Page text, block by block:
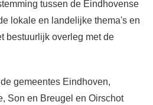
tussen de Eindhovense
lokale en landelijke thema's en
bestuurlijk overleg met de
gemeentes Eindhoven,
Son en Breugel en Oirschot